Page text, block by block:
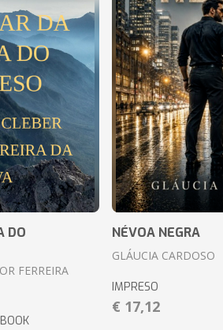
DO
FERREIRA
NÉVOA NEGRA
GLÁUCIA CARDOSO
IMPRESO
€ 17,12